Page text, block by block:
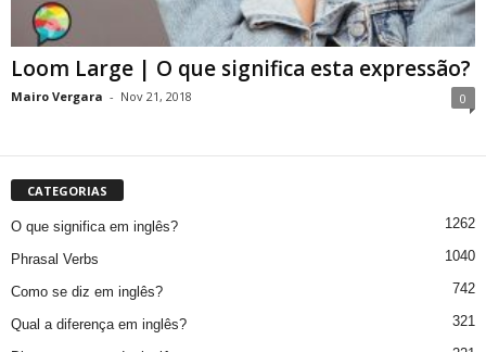
Loom Large | O que significa esta expressão?
Mairo Vergara - Nov 21, 2018 0
CATEGORIAS
O que significa em inglês? 1262
Phrasal Verbs 1040
Como se diz em inglês? 742
Qual a diferença em inglês? 321